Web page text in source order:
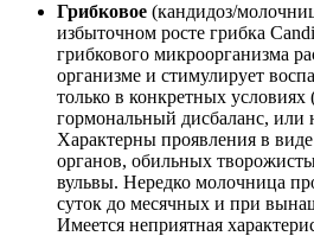
Грибковое (кандидоз/
избыточном росте грибка
грибкового микроорганизма
организме и стимулирует
только в конкретных
гормональный дисбаланс, или
Характерны проявления в
органов, обильных
вульвы. Нередко молочница
суток до месячных и при
Имеется неприятная